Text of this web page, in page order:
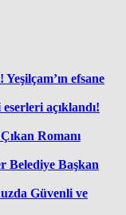
efsane
açıklandı!
Romanı
Belediye Başkan
Güvenli ve